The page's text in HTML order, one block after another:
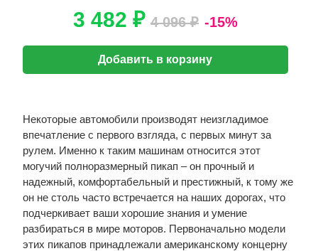
3 482 ₽ 4 096 ₽ -15%
Добавить в корзину
Некоторые автомобили производят неизгладимое
впечатление с первого взгляда, с первых минут за
рулем. Именно к таким машинам относится этот
могучий полноразмерный пикап – он прочный и
надежный, комфортабельный и престижный, к тому же
он не столь часто встречается на наших дорогах, что
подчеркивает ваши хорошие знания и умение
разбираться в мире моторов. Первоначально модели
этих пикапов принадлежали американскому концерну